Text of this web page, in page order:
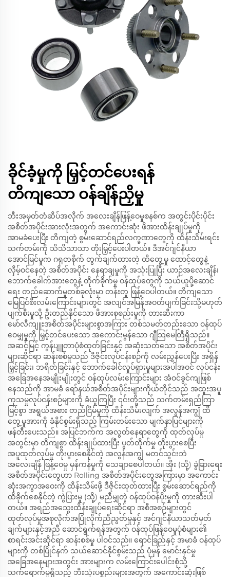
ခိုင်ခံ့မှုကို မြှင့်တင်ပေးရန်
တိကျသော ဝန်ချိန်ညှိမှု
ဘီးအမှတ်တံဆိပ်အလိုက် အလေးချိန်ဖြန့်ဝေမှုစနစ်က အတွင်းပိုင်းပိုင်း
အစိတ်အပိုင်းအားလုံးအတွက် အကောင်းဆုံး ဖိအားထိန်းချုပ်မှုကို
အာမခံပေးပြီး တိကျတဲ့ စွမ်းဆောင်ရည်လက္ခဏာတွေကို ထိန်းသိမ်းရင်း
သက်တမ်းကို သိသိသာသာ တိုးမြှင့်ပေးပါတယ်။ ဒီအင်ဂျင်နီယာ
အောင်မြင်မှုက ဂရုတစိုက် တွက်ချက်ထားတဲ့ ထိတွေ့မှု ထောင့်တွေနဲ့
လှိမ့်ဝင်နေတဲ့ အစိတ်အပိုင်း နေရာချမှုကို အသုံးပြုပြီး ယာဉ်အလေးချိန်၊
ဘောက်ခေါက်အားတွေနဲ့ တိုက်ခိုက်မှု ဝန်ထုပ်တွေကို သယ်ယူပို့ဆောင်
ရေး တည်ဆောက်မှုတစ်ခုလုံးမှာ တန်းတူ ဖြန့်ဝေပါတယ်။ တိကျသော
မြေပြင်စီးလမ်းကြောင်းများတွင် အလျင်အမြန်အဝတ်ပျက်ခြင်းသို့မဟုတ်
ပျက်စီးမှုသို့ ဦးတည်နိုင်သော ဖိအားစုစည်းမှုကို တားဆီးကာ
မော်လီကျူးအစိတ်အပိုင်းများစွာအကြား တစ်သမတ်တည်းသော ဝန်ထုပ်
ဝေမျှမှုကို မြှင့်တင်ပေးသော အကောင်းမွန်သော ဂျီသြမေတြီရှိသည်။
အဆင့်မြင့် ကွန်ပျူတာပုံစံထုတ်ခြင်းနှင့် အဆုံးသတ်သော အစိတ်အပိုင်း
များဆိုင်ရာ ဆန်းစစ်မှုသည် ဒီဇိုင်းလုပ်ငန်းစဉ်ကို လမ်းညွှန်ပေးပြီး အရှိန်
မြှင့်ခြင်း၊ ဘရိတ်ခြင်းနှင့် ဘောက်ခေါင်လှုပ်ရှားမှုများအပါအဝင် လုပ်ငန်း
အခြေအနေအမျိုးမျိုးတွင် ဝန်ထုပ်လမ်းကြောင်းများ အံဝင်ခွင်ကျဖြစ်
နေသည်ကို အာမခံ ရော်နယ်အစိတ်အပိုင်းများကိုယ်တိုင်သည် အထူးအပူ
ကုသမှုလုပ်ငန်းစဉ်များကို ခံယူကြပြီး ၎င်းတို့သည် သက်တမ်းရှည်ကြာ
မြင့်စွာ အရွယ်အစား တည်ငြိမ်မှုကို ထိန်းသိမ်းလျက် အလွန်အကျွံ ထိ
တွေ့မှုအားကို ခံနိုင်စွမ်းရှိသည့် ကြမ်းတမ်းသော မျက်နှာပြင်များကို
ဖန်တီးပေးသည်။ အပြင်ဘက်က အလွတ်နေရာတွေကို ထုတ်လုပ်မှု
အတွင်းမှာ တိကျစွာ ထိန်းချုပ်ထားပြီး ပွတ်တိုက်မှု တိုးပွားစေပြီး
အပူထုတ်လုပ်မှု တိုးပွားစေနိုင်တဲ့ အလွန်အကျွံ မတင်သွင်းဘဲ
အလေးချိန် ဖြန့်ဝေမှု မှန်ကန်မှုကို သေချာစေပါတယ်။ အိုး (သို့) ခွဲခြားရေး
အစိတ်အပိုင်းတွေဟာ Rolling အစိတ်အပိုင်းတွေအကြားမှာ အကောင်း
ဆုံးအကွာအဝေးကို ထိန်းသိမ်းဖို့ ဒီဇိုင်းထုတ်ထားပြီး စွမ်းဆောင်ရည်ကို
ထိခိုက်စေနိုင်တဲ့ ကွဲပြားမှု (သို့) မညီမျှတဲ့ ဝန်ထုပ်ဝန်ပိုးမှုကို တားဆီးပါ
တယ်။ အရည်အသွေးထိန်းချုပ်ရေးဆိုင်ရာ အစီအစဉ်များတွင်
ထုတ်လုပ်မှုအစုလိုက်အပြုံလိုက်ညီညွတ်မှုနှင့် အင်ဂျင်နီယာသတ်မှတ်
ချက်များနှင့်အညီ ဆောင်ရွက်ရန်အတွက် ဝန်ထုပ်ဖြန့်ဝေမှုပုံစံများ၏
စာရင်းအင်းဆိုင်ရာ ဆန်းစစ်မှု ပါဝင်သည်။ ရောင်ခြည်နှင့် အမာခံ ဝန်ထုပ်
များကို တစ်ပြိုင်နက် သယ်ဆောင်နိုင်စွမ်းသည် ပုံမှန် မောင်းနှင်မှု
အခြေအနေများအတွင်း အားများက လမ်းကြောင်းပေါင်းစုံသို့
သက်ရောက်မှုရှိသည့် ဘီးသုံးပစ္စည်းများအတွက် အကောင်းဆုံးဖြစ်